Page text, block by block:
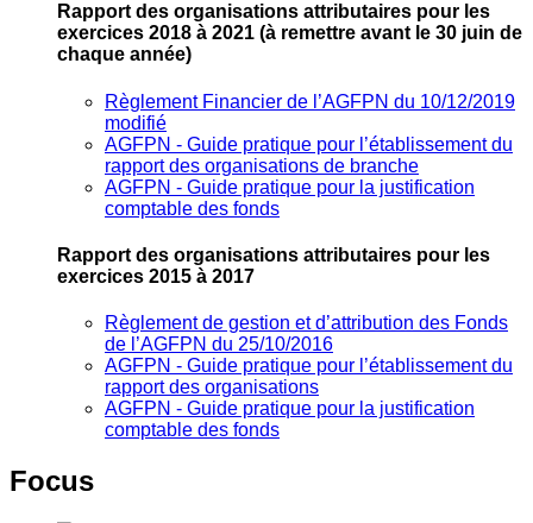
Rapport des organisations attributaires pour les
exercices 2018 à 2021 (à remettre avant le 30 juin de
chaque année)
Règlement Financier de l’AGFPN du 10/12/2019
modifié
AGFPN ‐ Guide pratique pour l’établissement du
rapport des organisations de branche
AGFPN ‐ Guide pratique pour la justification
comptable des fonds
Rapport des organisations attributaires pour les
exercices 2015 à 2017
Règlement de gestion et d’attribution des Fonds
de l’AGFPN du 25/10/2016
AGFPN ‐ Guide pratique pour l’établissement du
rapport des organisations
AGFPN ‐ Guide pratique pour la justification
comptable des fonds
Focus